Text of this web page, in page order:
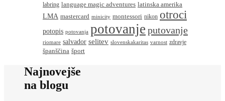
labring language magic adventures latinska amerika
LMA mastercard minicity montessori nikon otroci
potopis potovanja potovanje putovanje
riomare salvador selitev slovenskakaritas varnost zdravje
španščina šport
Najnovejše
na blogu